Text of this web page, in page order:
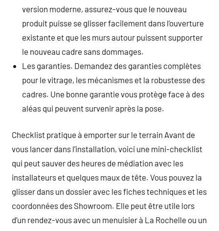
version moderne, assurez-vous que le nouveau
produit puisse se glisser facilement dans l’ouverture
existante et que les murs autour puissent supporter
le nouveau cadre sans dommages.
Les garanties. Demandez des garanties complètes
pour le vitrage, les mécanismes et la robustesse des
cadres. Une bonne garantie vous protège face à des
aléas qui peuvent survenir après la pose.
Checklist pratique à emporter sur le terrain Avant de
vous lancer dans l’installation, voici une mini-checklist
qui peut sauver des heures de médiation avec les
installateurs et quelques maux de tête. Vous pouvez la
glisser dans un dossier avec les fiches techniques et les
coordonnées des Showroom. Elle peut être utile lors
d’un rendez-vous avec un menuisier à La Rochelle ou un